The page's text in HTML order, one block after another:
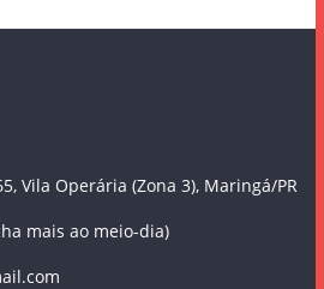
Vila Operária (Zona 3), Maringá/PR
mais ao meio-dia)